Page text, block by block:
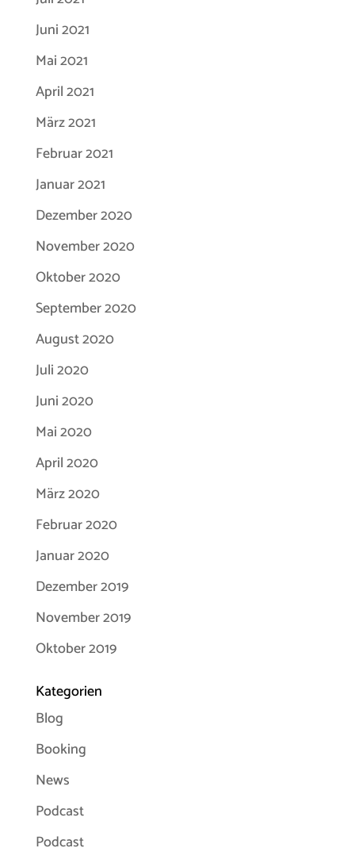
Juni 2021
Mai 2021
April 2021
März 2021
Februar 2021
Januar 2021
Dezember 2020
November 2020
Oktober 2020
September 2020
August 2020
Juli 2020
Juni 2020
Mai 2020
April 2020
März 2020
Februar 2020
Januar 2020
Dezember 2019
November 2019
Oktober 2019
Kategorien
Blog
Booking
News
Podcast
Podcast